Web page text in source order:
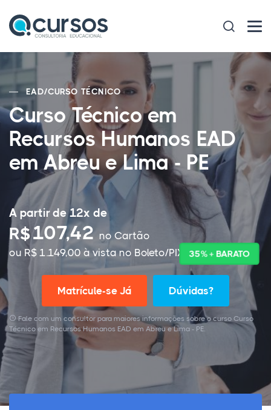
EAD/CURSO TÉCNICO
Curso Técnico em
Recursos Humanos EAD
em Abreu e Lima - PE
A partir de 12x de
R$107,42no Cartão
ou R$ 1.149,00 à vista no Boleto/PIX
35% + BARATO
Matrícule-se Já Dúvidas?
Fale com um consultor para maiores informações sobre o curso Curso
Técnico em Recursos Humanos EAD em Abreu e Lima - PE.